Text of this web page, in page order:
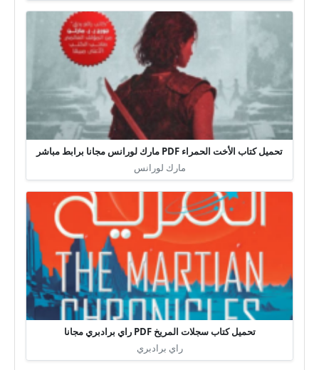
تحميل كتاب الأخت الحمراء PDF مارك لورانس مجانا برابط مباشر
مارك لورانس
تحميل كتاب سجلات المريخ PDF راي برادبري مجانا
راي برادبري